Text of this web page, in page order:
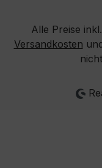
Alle Preise
Versandkosten